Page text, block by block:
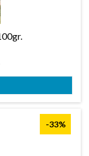
-33%